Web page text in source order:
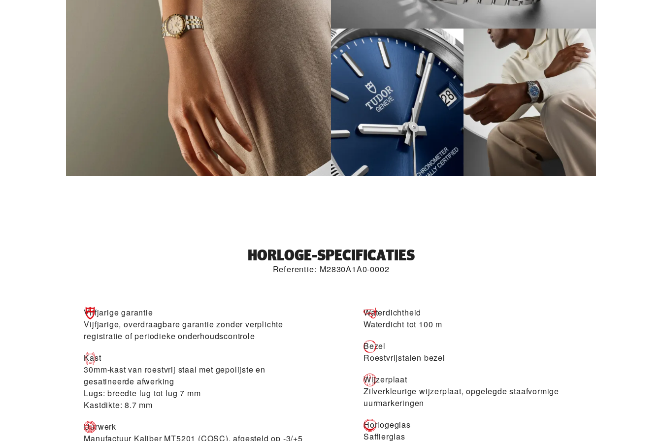
HORLOGE-SPECIFICATIES
Referentie: M2830A1A0-0002
Vijfjarige garantie
Vijfjarige, overdraagbare garantie zonder verplichte
registratie of periodieke onderhoudscontrole
Kast
30mm-kast van roestvrij staal met gepolijste en
gesatineerde afwerking
Lugs: breedte lug tot lug 7 mm
Kastdikte: 8.7 mm
Uurwerk
Manufactuur Kaliber MT5201 (COSC), afgesteld op -3/+5
Waterdichtheid
Waterdicht tot 100 m
Bezel
Roestvrijstalen bezel
Wijzerplaat
Zilverkleurige wijzerplaat, opgelegde staafvormige
uurmarkeringen
Horlogeglas
Saffierglas